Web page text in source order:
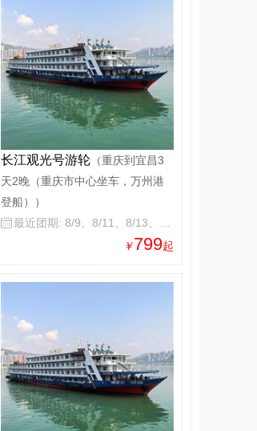
长江观光号游轮 （重庆到宜昌3
天2晚（重庆市中心坐车，万州港
登船））
 最近团期: 8/9、8/11、8/13、8/15
￥799起